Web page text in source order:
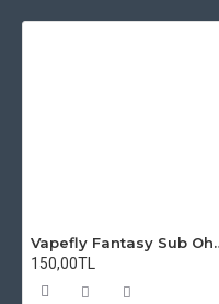
Vapefly
150,00TL